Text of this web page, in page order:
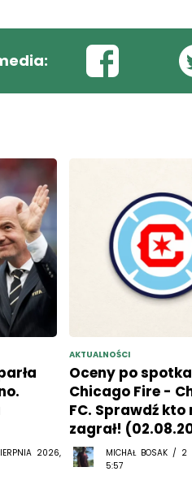
2026,
AKTUALNOŚCI
Oceny po
Chicago Fire -
FC. Sprawdź kto
zagrał!
MICHAŁ BOSAK / 2
5:57